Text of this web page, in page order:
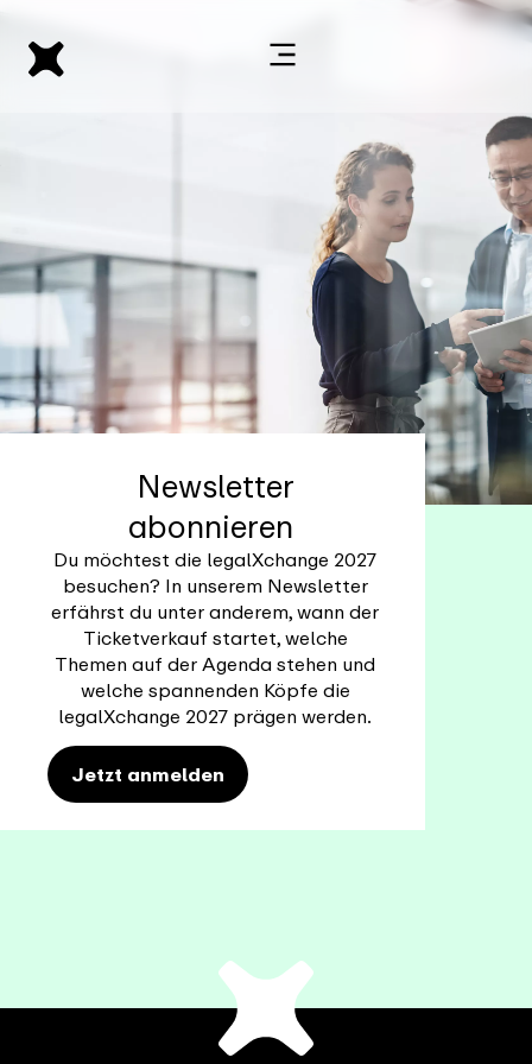
Newsletter
abonnieren
Du möchtest die legalXchange 2027
besuchen? In unserem Newsletter
erfährst du unter anderem, wann der
Ticketverkauf startet, welche
Themen auf der Agenda stehen und
welche spannenden Köpfe die
legalXchange 2027 prägen werden.
Jetzt anmelden